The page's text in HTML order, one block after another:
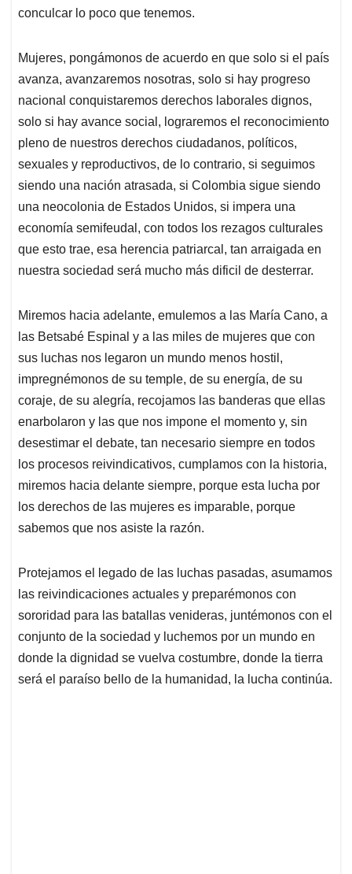
conculcar lo poco que tenemos.
Mujeres, pongámonos de acuerdo en que solo si el país
avanza, avanzaremos nosotras, solo si hay progreso
nacional conquistaremos derechos laborales dignos,
solo si hay avance social, lograremos el reconocimiento
pleno de nuestros derechos ciudadanos, políticos,
sexuales y reproductivos, de lo contrario, si seguimos
siendo una nación atrasada, si Colombia sigue siendo
una neocolonia de Estados Unidos, si impera una
economía semifeudal, con todos los rezagos culturales
que esto trae, esa herencia patriarcal, tan arraigada en
nuestra sociedad será mucho más dificil de desterrar.
Miremos hacia adelante, emulemos a las María Cano, a
las Betsabé Espinal y a las miles de mujeres que con
sus luchas nos legaron un mundo menos hostil,
impregnémonos de su temple, de su energía, de su
coraje, de su alegría, recojamos las banderas que ellas
enarbolaron y las que nos impone el momento y, sin
desestimar el debate, tan necesario siempre en todos
los procesos reivindicativos, cumplamos con la historia,
miremos hacia delante siempre, porque esta lucha por
los derechos de las mujeres es imparable, porque
sabemos que nos asiste la razón.
Protejamos el legado de las luchas pasadas, asumamos
las reivindicaciones actuales y preparémonos con
sororidad para las batallas venideras, juntémonos con el
conjunto de la sociedad y luchemos por un mundo en
donde la dignidad se vuelva costumbre, donde la tierra
será el paraíso bello de la humanidad, la lucha continúa.